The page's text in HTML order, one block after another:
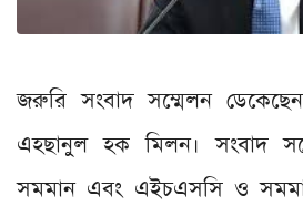
জরুরি সংবাদ সম্মেলন
এহছানুল হক মিলন। সংবাদ
সমমান এবং এইচএসসি ও